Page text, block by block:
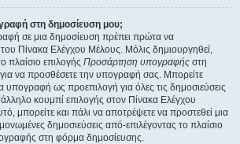
στη δημοσίευση μου;
σε μια δημοσίευση πρέπει πρώτα να
Πίνακα Ελέγχου Μέλους. Μόλις δημιουργηθεί,
πλαίσιο επιλογής Προσάρτηση υπογραφής στη
να προσθέσετε την υπογραφή σας. Μπορείτε
υπογραφή ως προεπιλογή για όλες τις δημοσιεύσεις
κουμπί επιλογής στον Πίνακα Ελέγχου
μπορείτε και πάλι να αποτρέψετε να προστεθεί μια
δημοσιεύσεις από-επιλέγοντας το πλαίσιο
στη φόρμα δημοσίευσης.